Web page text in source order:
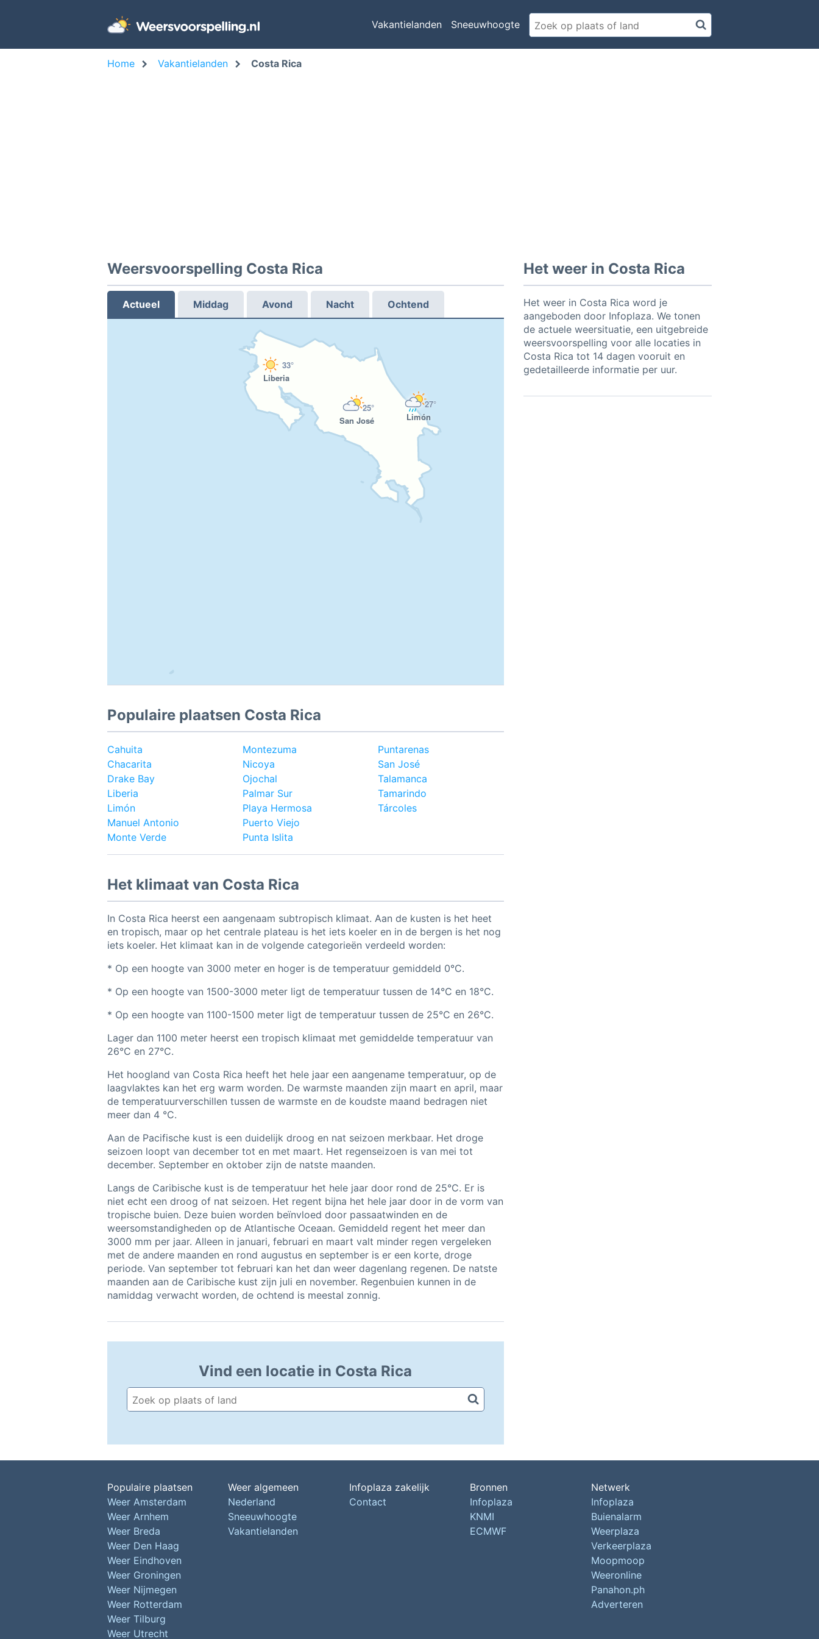
Vakantielanden Sneeuwhoogte
Home Vakantielanden Costa Rica
Weersvoorspelling Costa Rica
Actueel Middag Avond Nacht Ochtend
25°
San José
33°
Liberia
27°
Limón
Populaire plaatsen Costa Rica
Cahuita
Chacarita
Drake Bay
Liberia
Limón
Manuel Antonio
Monte Verde
Montezuma
Nicoya
Ojochal
Palmar Sur
Playa Hermosa
Puerto Viejo
Punta Islita
Puntarenas
San José
Talamanca
Tamarindo
Tárcoles
Het klimaat van Costa Rica
In Costa Rica heerst een aangenaam subtropisch klimaat. Aan de kusten is het heet
en tropisch, maar op het centrale plateau is het iets koeler en in de bergen is het nog
iets koeler. Het klimaat kan in de volgende categorieën verdeeld worden:
* Op een hoogte van 3000 meter en hoger is de temperatuur gemiddeld 0°C.
* Op een hoogte van 1500-3000 meter ligt de temperatuur tussen de 14°C en 18°C.
* Op een hoogte van 1100-1500 meter ligt de temperatuur tussen de 25°C en 26°C.
Lager dan 1100 meter heerst een tropisch klimaat met gemiddelde temperatuur van
26°C en 27°C.
Het hoogland van Costa Rica heeft het hele jaar een aangename temperatuur, op de
laagvlaktes kan het erg warm worden. De warmste maanden zijn maart en april, maar
de temperatuurverschillen tussen de warmste en de koudste maand bedragen niet
meer dan 4 °C.
Aan de Pacifische kust is een duidelijk droog en nat seizoen merkbaar. Het droge
seizoen loopt van december tot en met maart. Het regenseizoen is van mei tot
december. September en oktober zijn de natste maanden.
Langs de Caribische kust is de temperatuur het hele jaar door rond de 25°C. Er is
niet echt een droog of nat seizoen. Het regent bijna het hele jaar door in de vorm van
tropische buien. Deze buien worden beïnvloed door passaatwinden en de
weersomstandigheden op de Atlantische Oceaan. Gemiddeld regent het meer dan
3000 mm per jaar. Alleen in januari, februari en maart valt minder regen vergeleken
met de andere maanden en rond augustus en september is er een korte, droge
periode. Van september tot februari kan het dan weer dagenlang regenen. De natste
maanden aan de Caribische kust zijn juli en november. Regenbuien kunnen in de
namiddag verwacht worden, de ochtend is meestal zonnig.
Vind een locatie in Costa Rica
Het weer in Costa Rica
Het weer in Costa Rica word je
aangeboden door Infoplaza. We tonen
de actuele weersituatie, een uitgebreide
weersvoorspelling voor alle locaties in
Costa Rica tot 14 dagen vooruit en
gedetailleerde informatie per uur.
Populaire plaatsen
Weer Amsterdam
Weer Arnhem
Weer Breda
Weer Den Haag
Weer Eindhoven
Weer Groningen
Weer Nijmegen
Weer Rotterdam
Weer Tilburg
Weer Utrecht
Weer algemeen
Nederland
Sneeuwhoogte
Vakantielanden
Infoplaza zakelijk
Contact
Bronnen
Infoplaza
KNMI
ECMWF
Netwerk
Infoplaza
Buienalarm
Weerplaza
Verkeerplaza
Moopmoop
Weeronline
Panahon.ph
Adverteren